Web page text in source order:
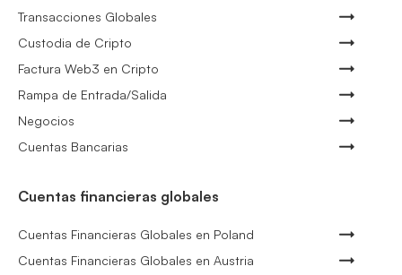
Transacciones Globales
Custodia de Cripto
Factura Web3 en Cripto
Rampa de Entrada/Salida
Negocios
Cuentas Bancarias
Cuentas financieras globales
Cuentas Financieras Globales en Poland
Cuentas Financieras Globales en Austria